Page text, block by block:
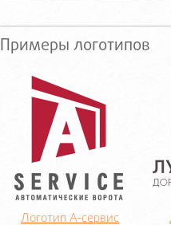
Примеры логотипов
Логотип А-сервис